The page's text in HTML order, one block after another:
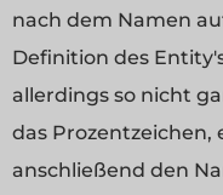
nach dem Namen
Definition des
allerdings so nicht
das Prozentzeichen,
anschließend den